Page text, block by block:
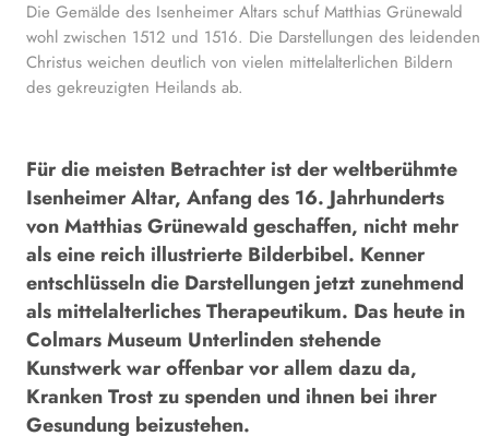
Die Gemälde des Isenheimer Altars schuf Matthias Grünewald
wohl zwischen 1512 und 1516. Die Darstellungen des leidenden
Christus weichen deutlich von vielen mittelalterlichen Bildern
des gekreuzigten Heilands ab.
Für die meisten Betrachter ist der weltberühmte
Isenheimer Altar, Anfang des 16. Jahrhunderts
von Matthias Grünewald geschaffen, nicht mehr
als eine reich illustrierte Bilderbibel. Kenner
entschlüsseln die Darstellungen jetzt zunehmend
als mittelalterliches Therapeutikum. Das heute in
Colmars Museum Unterlinden stehende
Kunstwerk war offenbar vor allem dazu da,
Kranken Trost zu spenden und ihnen bei ihrer
Gesundung beizustehen.